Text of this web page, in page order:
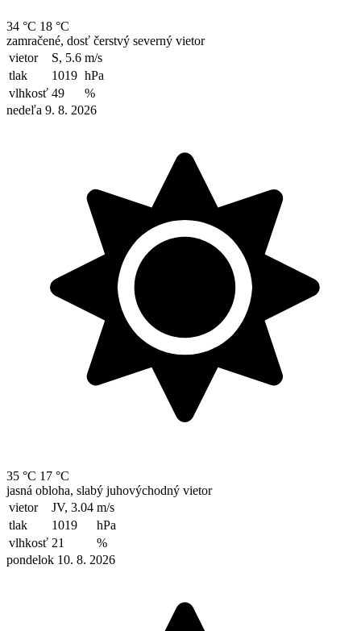
34 °C 18 °C
zamračené, dosť čerstvý severný vietor
vietor
S, 5.6 m/s
tlak
1019 hPa
vlhkosť 49
%
nedeľa 9. 8. 2026
35 °C 17 °C
jasná obloha, slabý juhovýchodný vietor
vietor
JV, 3.04 m/s
tlak
1019
hPa
vlhkosť 21
%
pondelok 10. 8. 2026